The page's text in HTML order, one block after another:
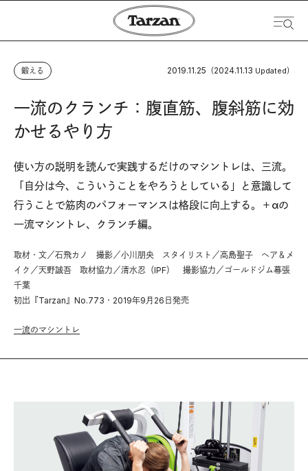
鍛える 2019.11.25 （2024.11.13 Updated）
一流のクランチ：腹直筋、腹斜筋に効
かせるやり方
使い方の説明を読んで実践するだけのマシントレは、三流。
「自分は今、こういうことをやろうとしている」と意識して
行うことで筋肉のパフォーマンスは格段に向上する。＋αの
一流マシントレ、クランチ編。
取材・文／石飛カノ 撮影／小川朋央 スタイリスト／高島聖子 ヘア＆メ
イク／天野誠吾 取材協力／清水忍（IPF） 撮影協力／ゴールドジム幕張
千葉
初出『Tarzan』No.773・2019年9月26日発売
一流のマシントレ